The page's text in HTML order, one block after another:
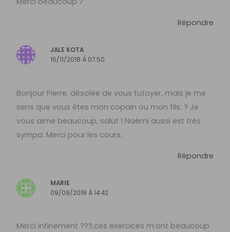
Répondre
JALE KOTA
15/11/2018 À 07:50
Bonjour Pierre, désolée de vous tutoyer, mais je me
sens que vous êtes mon copain ou mon fils. ? Je
vous aime beaucoup, salut ! Naémi aussi est très
sympa. Merci pour les cours.
Répondre
MARIE
09/09/2018 À 14:42
Merci infinement ???,ces exercices m’ont beaucoup